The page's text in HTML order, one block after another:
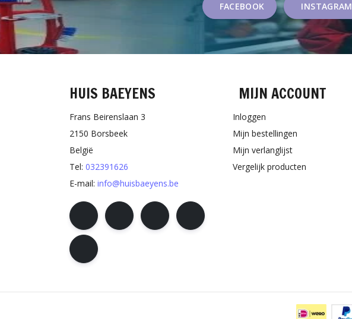
FACEBOOK INSTAGRAM
HUIS BAEYENS
Frans Beirenslaan 3
2150 Borsbeek
België
Tel: 032391626
E-mail: info@huisbaeyens.be
MIJN ACCOUNT
Inloggen
Mijn bestellingen
Mijn verlanglijst
Vergelijk producten